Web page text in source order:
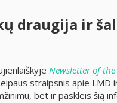
draugija ir
Newsletter of
straipsnis apie
bet ir paskleis šią